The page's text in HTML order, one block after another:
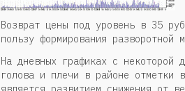
Возврат цены под уровень в 35
пользу формирования разворотной
На дневных графиках с некоторой
голова и плечи в районе отметки